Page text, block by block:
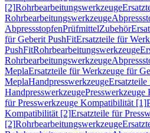
[2]Rohrbearbeitungswerkzeuge
Rohrbearbeitungswerkzeuge
AbpressstopfenPrüfmittelZubehör
für Geberit PushFitErsatzteile für
PushFitRohrbearbeitungswerkzeuge
Rohrbearbeitungswerkzeuge
MeplaErsatzteile für Werkzeuge für
MeplaHandpresswerkzeugeErsatzteile
Handpresswerkzeuge
für Presswerkzeuge Kompatibilität [1]
Kompatibilität [2]Ersatzteile für
[2]Rohrbearbeitungswerkzeuge